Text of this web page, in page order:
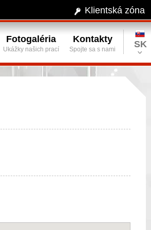
Klientská zóna
SK
Fotogaléria
Ukážky našich prací
Kontakty
Spojte sa s nami